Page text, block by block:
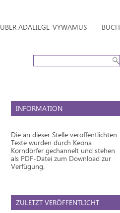
ÜBER ADALIEGE-VYWAMUS BUCH
INFORMATION
Die an dieser Stelle veröffentlichten
Texte wurden durch Keona
Korndörfer gechannelt und stehen
als PDF-Datei zum Download zur
Verfügung.
ZULETZT VERÖFFENTLICHT